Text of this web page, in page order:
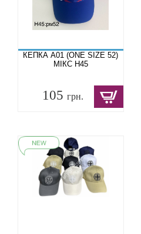
КЕПКА A01 (ONE SIZE 52)
МІКС H45
105грн.